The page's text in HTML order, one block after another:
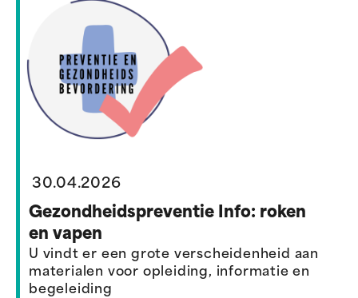
30.04.2026
Gezondheidspreventie Info: roken
en vapen
U vindt er een grote verscheidenheid aan
materialen voor opleiding, informatie en
begeleiding